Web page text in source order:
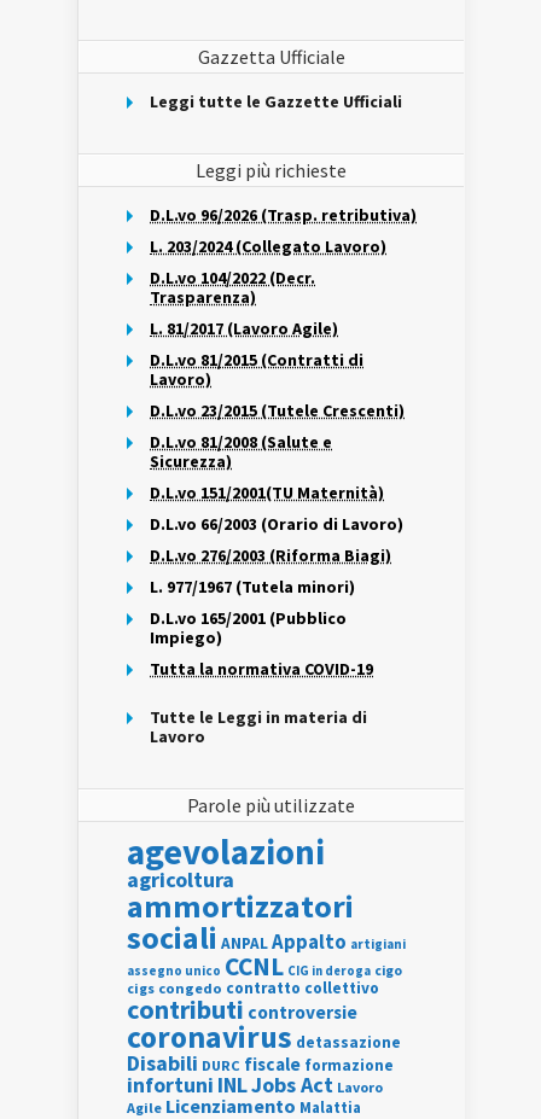
Gazzetta Ufficiale
Leggi tutte le Gazzette Ufficiali
Leggi più richieste
D.L.vo 96/2026 (Trasp. retributiva)
L. 203/2024 (Collegato Lavoro)
D.L.vo 104/2022 (Decr.
Trasparenza)
L. 81/2017 (Lavoro Agile)
D.L.vo 81/2015 (Contratti di
Lavoro)
D.L.vo 23/2015 (Tutele Crescenti)
D.L.vo 81/2008 (Salute e
Sicurezza)
D.L.vo 151/2001(TU Maternità)
D.L.vo 66/2003 (Orario di Lavoro)
D.L.vo 276/2003 (Riforma Biagi)
L. 977/1967 (Tutela minori)
D.L.vo 165/2001 (Pubblico
Impiego)
Tutta la normativa COVID-19
Tutte le Leggi in materia di
Lavoro
Parole più utilizzate
agevolazioni
agricoltura
ammortizzatori
sociali ANPALAppalto artigiani
assegno unico CCNL CIG in deroga cigo
cigs congedo contratto collettivo
contributi controversie
coronavirus detassazione
Disabili DURC fiscale formazione
infortuni INLJobs Act Lavoro
Agile Licenziamento Malattia